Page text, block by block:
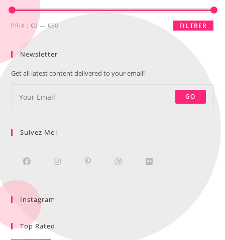
FILTRER
PRIX :€0—€60
Newsletter
Get all latest content delivered to your email!
GO
Suivez Moi
Instagram
Top Rated